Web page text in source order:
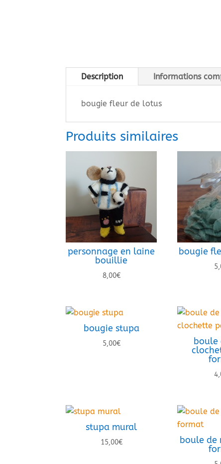
Description Informations
bougie fleur de lotus
Produits similaires
personnage en laine
bouillie
8,00€
bougie
bougie stupa
5,00€
boule
stupa mural
15,00€
boule de